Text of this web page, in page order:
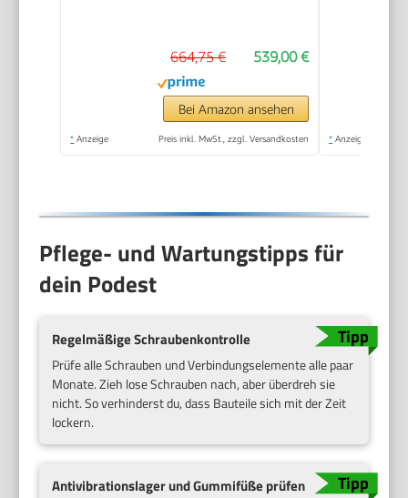
TurboWash 360° |
Neue Wohlfühl-
Trommel | Wi-Fi-
Funktion | Weiß
539,00 €
664,75 €
Bei Amazon ansehen
* Anzeige Preis inkl. MwSt., zzgl. Versandkosten * Anzeige
Pflege- und Wartungstipps für
dein Podest
Regelmäßige Schraubenkontrolle
Prüfe alle Schrauben und Verbindungselemente alle paar
Monate. Zieh lose Schrauben nach, aber überdreh sie
nicht. So verhinderst du, dass Bauteile sich mit der Zeit
lockern.
Antivibrationslager und Gummifüße prüfen